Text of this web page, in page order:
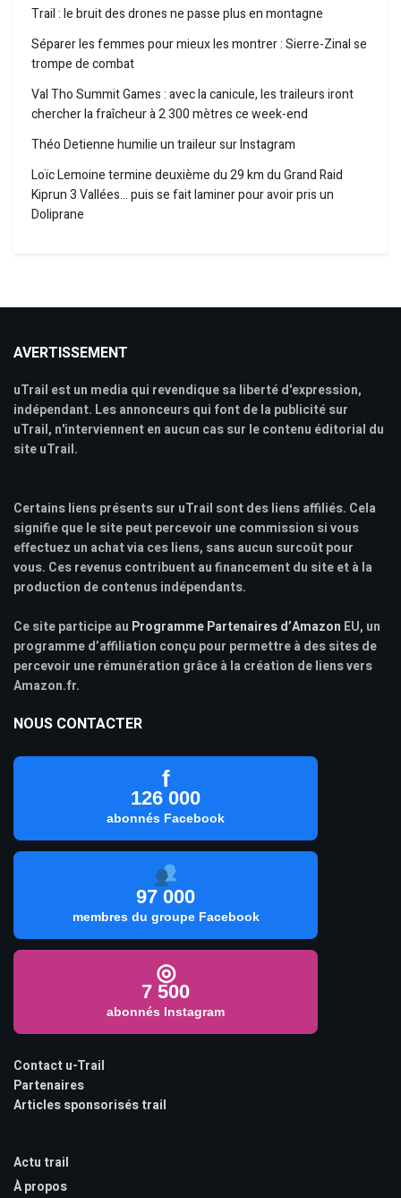
Trail : le bruit des drones ne passe plus en montagne
Séparer les femmes pour mieux les montrer : Sierre-Zinal se
trompe de combat
Val Tho Summit Games : avec la canicule, les traileurs iront
chercher la fraîcheur à 2 300 mètres ce week-end
Théo Detienne humilie un traileur sur Instagram
Loïc Lemoine termine deuxième du 29 km du Grand Raid
Kiprun 3 Vallées… puis se fait laminer pour avoir pris un
Doliprane
AVERTISSEMENT
uTrail est un media qui revendique sa liberté d'expression,
indépendant. Les annonceurs qui font de la publicité sur
uTrail, n'interviennent en aucun cas sur le contenu éditorial du
site uTrail.
Certains liens présents sur uTrail sont des liens affiliés. Cela
signifie que le site peut percevoir une commission si vous
effectuez un achat via ces liens, sans aucun surcoût pour
vous. Ces revenus contribuent au financement du site et à la
production de contenus indépendants.
Ce site participe au Programme Partenaires d’Amazon EU, un
programme d’affiliation conçu pour permettre à des sites de
percevoir une rémunération grâce à la création de liens vers
Amazon.fr.
NOUS CONTACTER
f
126 000
abonnés Facebook
97 000
membres du groupe Facebook
◎
7 500
abonnés Instagram
Contact u-Trail
Partenaires
Articles sponsorisés trail
Actu trail
À propos